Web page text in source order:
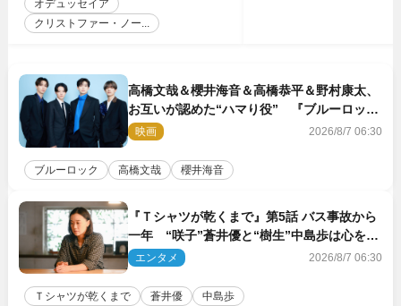
オデュッセイア
クリストファー・ノー...
高橋文哉＆櫻井海音＆高橋恭平＆野村康太、
お互いが認めた“ハマり役” 『ブルーロッ
ク』で築いた最高のチームワーク
映画 2026/8/7 06:30
ブルーロック 高橋文哉 櫻井海音
『Ｔシャツが乾くまで』第5話 バス事故から
一年 “咲子”蒼井優と“樹生”中島歩は心を許
しあえる関係に
エンタメ 2026/8/7 06:30
Ｔシャツが乾くまで 蒼井優 中島歩